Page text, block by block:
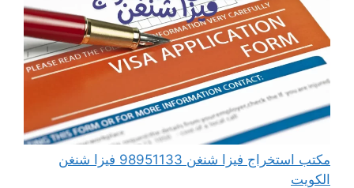
مكتب استخراج فيزا شنغن 98951133 فيزا شنغن
الكويت